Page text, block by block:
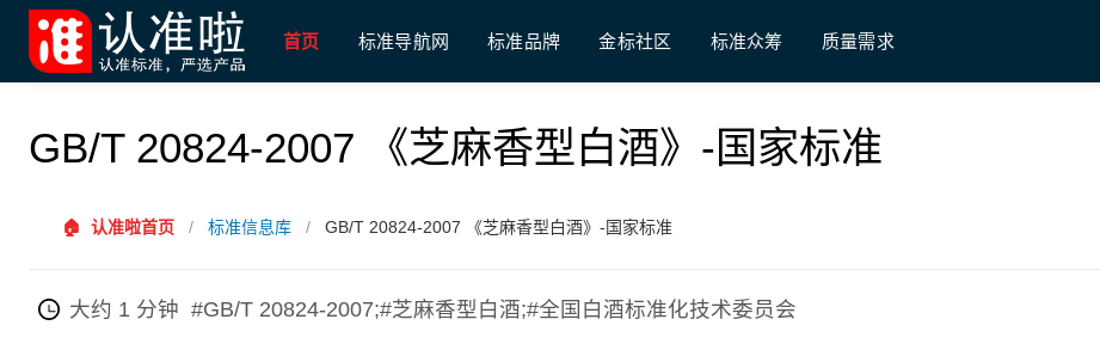
首页 标准导航网 标准品牌 金标社区 标准众筹 质量需求
GB/T 20824-2007 《芝麻香型白酒》-国家标准
🏠 认准啦首页 / 标准信息库 / GB/T 20824-2007 《芝麻香型白酒》-国家标准
大约 1 分钟 #GB/T 20824-2007;#芝麻香型白酒;#全国白酒标准化技术委员会